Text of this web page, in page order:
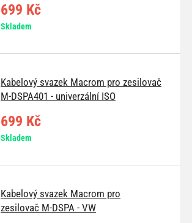
699 Kč
Skladem
Kabelový svazek Macrom pro zesilovač
M-DSPA401 - univerzální ISO
699 Kč
Skladem
Kabelový svazek Macrom pro
zesilovač M-DSPA - VW